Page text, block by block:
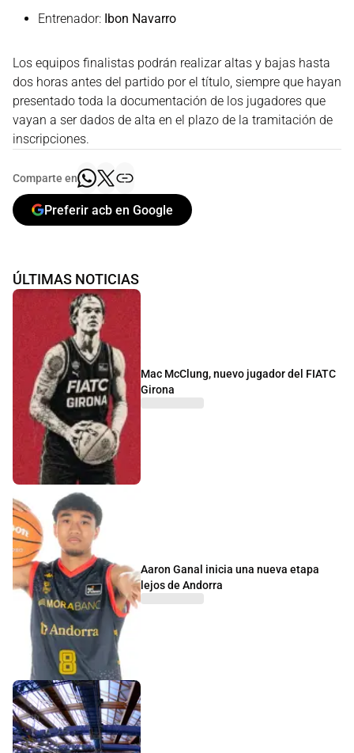
Entrenador: Ibon Navarro
Los equipos finalistas podrán realizar altas y bajas hasta
dos horas antes del partido por el título, siempre que hayan
presentado toda la documentación de los jugadores que
vayan a ser dados de alta en el plazo de la tramitación de
inscripciones.
Comparte en
Preferir acb en Google
ÚLTIMAS NOTICIAS
Mac McClung, nuevo jugador del FIATC
Girona
Aaron Ganal inicia una nueva etapa
lejos de Andorra